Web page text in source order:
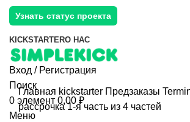
Узнать статус проекта
KICKSTARTERО НАС
Вход / Регистрация
Поиск
0 элемент 0,00 ₽
Меню
Главная kickstarter Предзаказы
рассрочка 1-я часть из 4 частей